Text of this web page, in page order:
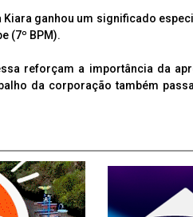
Kiara ganhou um significado
(7º BPM).
reforçam a importância da
da corporação também